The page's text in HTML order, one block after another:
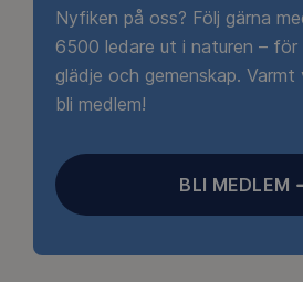
Nyfiken på oss? Följ gärna
6500 ledare ut i naturen – för
glädje och gemenskap.
bli medlem!
BLI MEDLEM